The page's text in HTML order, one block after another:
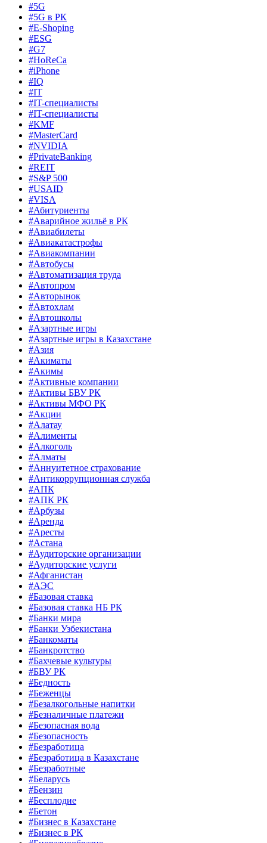
#5G
#5G в РК
#E-Shoping
#ESG
#G7
#HoReCa
#iPhone
#IQ
#IT
#IT-специалисты
#IT-специалисты
#KMF
#MasterCard
#NVIDIA
#PrivateBanking
#REIT
#S&P 500
#USAID
#VISA
#Абитуриенты
#Аварийное жильё в РК
#Авиабилеты
#Авиакатастрофы
#Авиакомпании
#Автобусы
#Автоматизация труда
#Автопром
#Авторынок
#Автохлам
#Автошколы
#Азартные игры
#Азартные игры в Казахстане
#Азия
#Акиматы
#Акимы
#Активные компании
#Активы БВУ РК
#Активы МФО РК
#Акции
#Алатау
#Алименты
#Алкоголь
#Алматы
#Аннуитетное страхование
#Антикоррупционная служба
#АПК
#АПК РК
#Арбузы
#Аренда
#Аресты
#Астана
#Аудиторские организации
#Аудиторские услуги
#Афганистан
#АЭС
#Базовая ставка
#Базовая ставка НБ РК
#Банки мира
#Банки Узбекистана
#Банкоматы
#Банкротство
#Бахчевые культуры
#БВУ РК
#Бедность
#Беженцы
#Безалкогольные напитки
#Безналичные платежи
#Безопасная вода
#Безопасность
#Безработица
#Безработица в Казахстане
#Безработные
#Беларусь
#Бензин
#Бесплодие
#Бетон
#Бизнес в Казахстане
#Бизнес в РК